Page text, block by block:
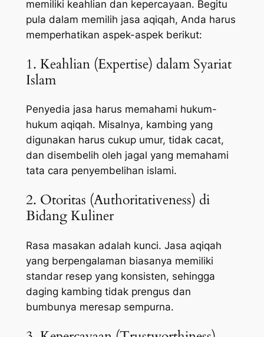
memiliki keahlian dan kepercayaan. Begitu
pula dalam memilih jasa aqiqah, Anda harus
memperhatikan aspek-aspek berikut:
1. Keahlian (Expertise) dalam Syariat
Islam
Penyedia jasa harus memahami hukum-
hukum aqiqah. Misalnya, kambing yang
digunakan harus cukup umur, tidak cacat,
dan disembelih oleh jagal yang memahami
tata cara penyembelihan islami.
2. Otoritas (Authoritativeness) di
Bidang Kuliner
Rasa masakan adalah kunci. Jasa aqiqah
yang berpengalaman biasanya memiliki
standar resep yang konsisten, sehingga
daging kambing tidak prengus dan
bumbunya meresap sempurna.